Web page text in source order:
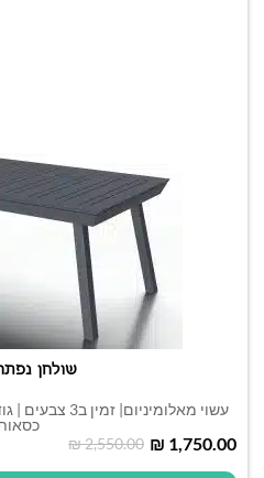
שולחן
₪2,550.00 ₪ 1,750.00